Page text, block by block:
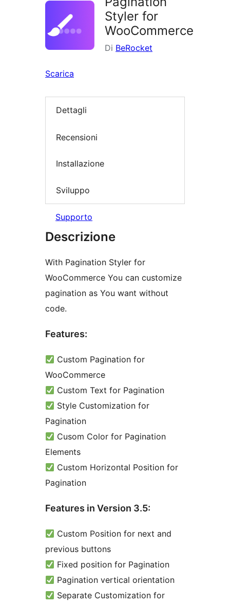
Styler for
WooCommerce
Di BeRocket
Scarica
Dettagli
Recensioni
Installazione
Sviluppo
Supporto
Descrizione
With Pagination Styler for
WooCommerce You can customize
pagination as You want without
code.
Features:
Custom Pagination for
WooCommerce
Custom Text for Pagination
Style Customization for
Pagination
Cusom Color for Pagination
Elements
Custom Horizontal Position for
Pagination
Features in Version 3.5:
Custom Position for next and
previous buttons
Fixed position for Pagination
Pagination vertical orientation
Separate Customization for